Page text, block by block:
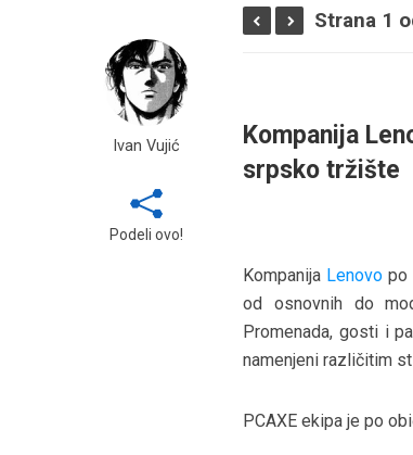
Ivan Vujić
Podeli ovo!
Strana 1
Kompanija
srpsko tržište
Kompanija Lenovo po
od osnovnih do
Promenada, gosti i
namenjeni različitim
PCAXE ekipa je po